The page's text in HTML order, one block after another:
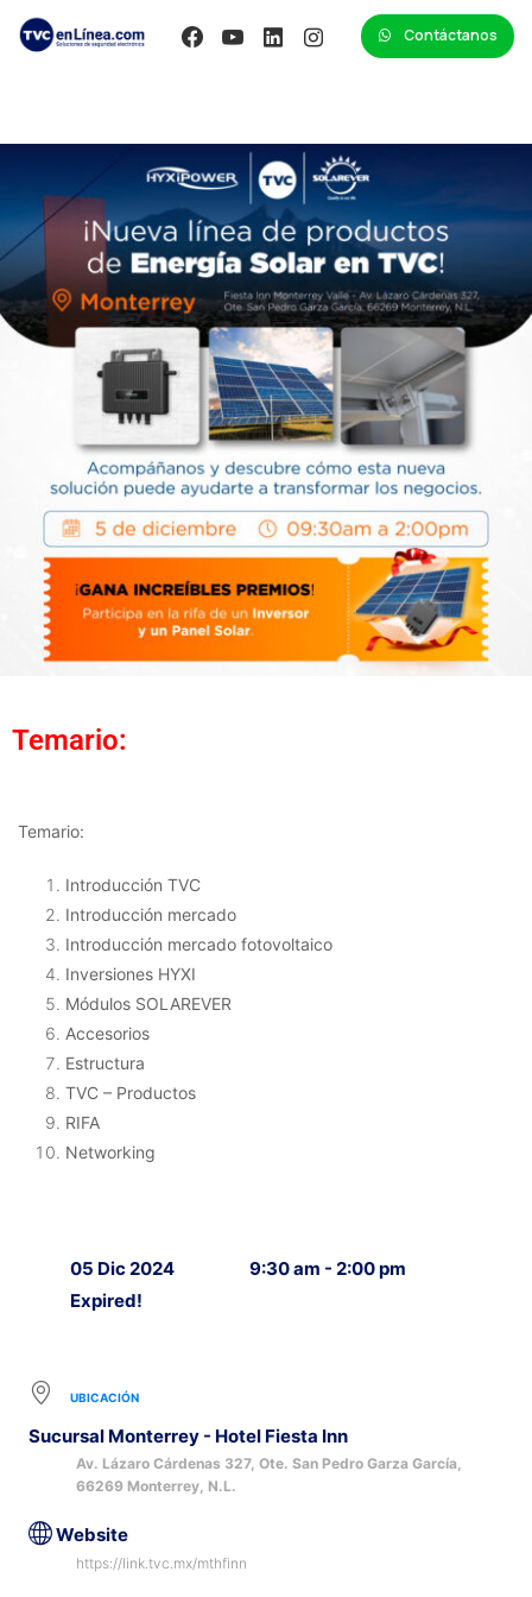
Contáctanos
Temario:
Temario:
Introducción TVC
Introducción mercado
Introducción mercado fotovoltaico
Inversiones HYXI
Módulos SOLAREVER
Accesorios
Estructura
TVC – Productos
RIFA
Networking
05 Dic 2024
Expired!
9:30 am - 2:00 pm
UBICACIÓN
Sucursal Monterrey - Hotel Fiesta Inn
Av. Lázaro Cárdenas 327, Ote. San Pedro Garza García,
66269 Monterrey, N.L.
Website
https://link.tvc.mx/mthfinn